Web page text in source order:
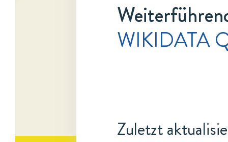
WIKIDATA
Zuletzt